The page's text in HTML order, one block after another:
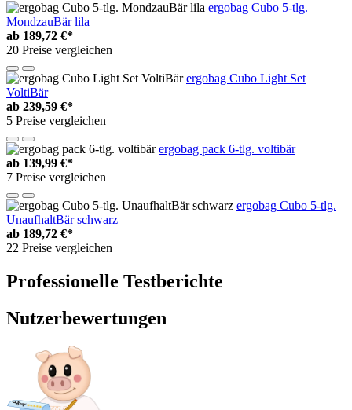
ergobag Cubo 5-tlg.
MondzauBär lila
ab 189,72 €*
20 Preise vergleichen
ergobag Cubo Light Set
VoltiBär
ab 239,59 €*
5 Preise vergleichen
ergobag pack 6-tlg. voltibär
ab 139,99 €*
7 Preise vergleichen
ergobag Cubo 5-tlg.
UnaufhaltBär schwarz
ab 189,72 €*
22 Preise vergleichen
Professionelle Testberichte
Nutzerbewertungen